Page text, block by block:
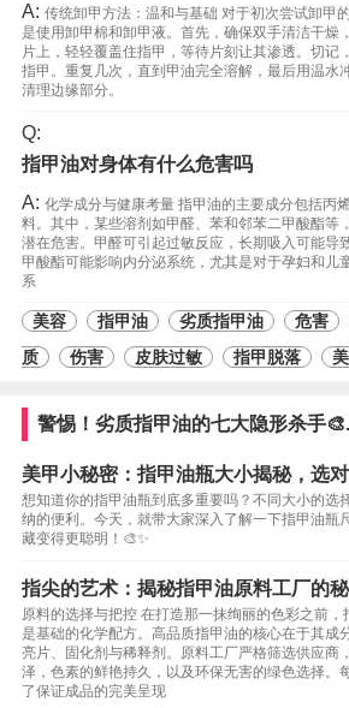
A: 传统卸甲方法：温和与基础 对于初次尝试卸甲
是使用卸甲棉和卸甲液。首先，确保双手清洁干燥
片上，轻轻覆盖住指甲，等待片刻让其渗透。切记
指甲。重复几次，直到甲油完全溶解，最后用温水
清理边缘部分。
Q:
指甲油对身体有什么危害吗
A: 化学成分与健康考量 指甲油的主要成分包括丙
料。其中，某些溶剂如甲醛、苯和邻苯二甲酸酯等
潜在危害。甲醛可引起过敏反应，长期吸入可能导
甲酸酯可能影响内分泌系统，尤其是对于孕妇和儿
系
美容 指甲油 劣质指甲油 危害
质
伤害 皮肤过敏 指甲脱落
警惕！劣质指甲油的七大隐形杀手
美甲小秘密：指甲油瓶大小揭秘，选
想知道你的指甲油瓶到底多重要吗？不同大小的选
纳的便利。今天，就带大家深入了解一下指甲油瓶
藏变得更聪明！🎨✨
指尖的艺术：揭秘指甲油原料工厂的
原料的选择与把控 在打造那一抹绚丽的色彩之前
是基础的化学配方。高品质指甲油的核心在于其成
亮片、固化剂与稀释剂。原料工厂严格筛选供应商
泽，色素的鲜艳持久，以及环保无害的绿色选择。
了保证成品的完美呈现